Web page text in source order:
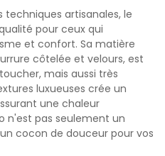
techniques artisanales, le
pour ceux qui
et confort. Sa matière
côtelée et velours, est
mais aussi très
luxueuses crée un
une chaleur
n'est pas seulement un
cocon de douceur pour vos